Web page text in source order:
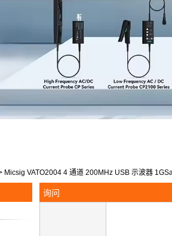
Micsig VATO2004 4 通道 200MHz USB 示波器
询问